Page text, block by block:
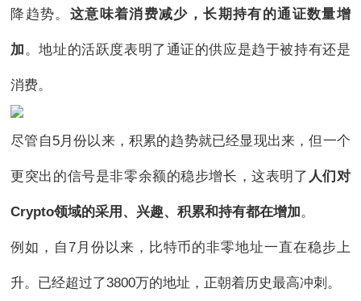
降趋势。 这意味着消费减少，长期持有的通证数量增
加 。地址的活跃度表明了通证的供应是趋于被持有还是
消费。
尽管自5月份以来，积累的趋势就已经显现出来，但一个
更突出的信号是非零余额的稳步增长，这表明了 人们对
Crypto领域的采用、兴趣、积累和持有都在增加 。
例如，自7月份以来，比特币的非零地址一直在稳步上
升。已经超过了3800万的地址，正朝着历史最高冲刺。